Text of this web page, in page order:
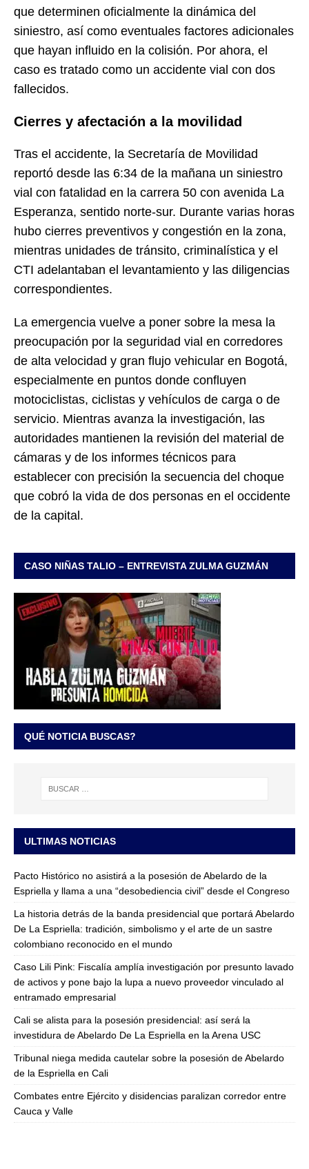
que determinen oficialmente la dinámica del
siniestro, así como eventuales factores adicionales
que hayan influido en la colisión. Por ahora, el
caso es tratado como un accidente vial con dos
fallecidos.
Cierres y afectación a la movilidad
Tras el accidente, la Secretaría de Movilidad
reportó desde las 6:34 de la mañana un siniestro
vial con fatalidad en la carrera 50 con avenida La
Esperanza, sentido norte-sur. Durante varias horas
hubo cierres preventivos y congestión en la zona,
mientras unidades de tránsito, criminalística y el
CTI adelantaban el levantamiento y las diligencias
correspondientes.
La emergencia vuelve a poner sobre la mesa la
preocupación por la seguridad vial en corredores
de alta velocidad y gran flujo vehicular en Bogotá,
especialmente en puntos donde confluyen
motociclistas, ciclistas y vehículos de carga o de
servicio. Mientras avanza la investigación, las
autoridades mantienen la revisión del material de
cámaras y de los informes técnicos para
establecer con precisión la secuencia del choque
que cobró la vida de dos personas en el occidente
de la capital.
CASO NIÑAS TALIO – ENTREVISTA ZULMA GUZMÁN
QUÉ NOTICIA BUSCAS?
ULTIMAS NOTICIAS
Pacto Histórico no asistirá a la posesión de Abelardo de la
Espriella y llama a una “desobediencia civil” desde el Congreso
La historia detrás de la banda presidencial que portará Abelardo
De La Espriella: tradición, simbolismo y el arte de un sastre
colombiano reconocido en el mundo
Caso Lili Pink: Fiscalía amplía investigación por presunto lavado
de activos y pone bajo la lupa a nuevo proveedor vinculado al
entramado empresarial
Cali se alista para la posesión presidencial: así será la
investidura de Abelardo De La Espriella en la Arena USC
Tribunal niega medida cautelar sobre la posesión de Abelardo
de la Espriella en Cali
Combates entre Ejército y disidencias paralizan corredor entre
Cauca y Valle